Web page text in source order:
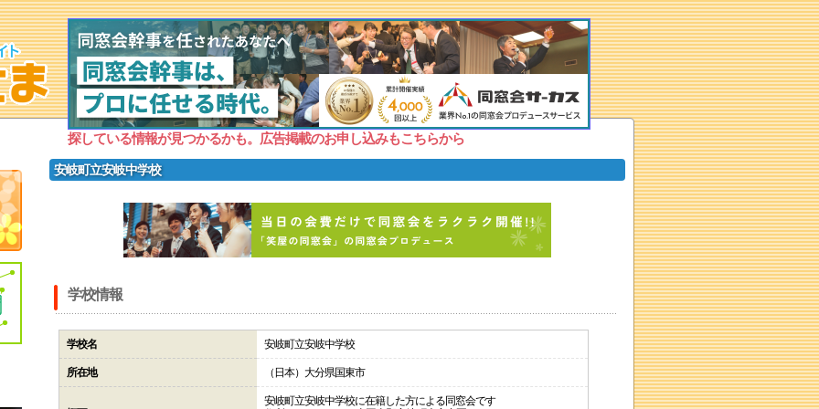
探している情報が見つかるかも。広告掲載のお申し込みもこちらから
安岐町立安岐中学校
学校情報
学校名 安岐町立安岐中学校
所在地 （日本）大分県国東市
安岐町立安岐中学校に在籍した方による同窓会です